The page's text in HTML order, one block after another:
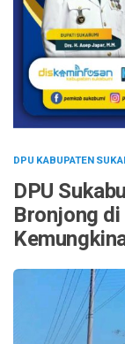
DPU KABUPATEN
DPU
Bronjong